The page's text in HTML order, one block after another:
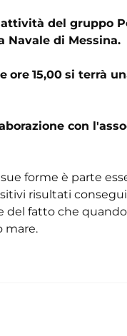
del gruppo
Navale di Messina.
ore 15,00 si terrà
con
forme è parte
risultati
fatto che
mare.